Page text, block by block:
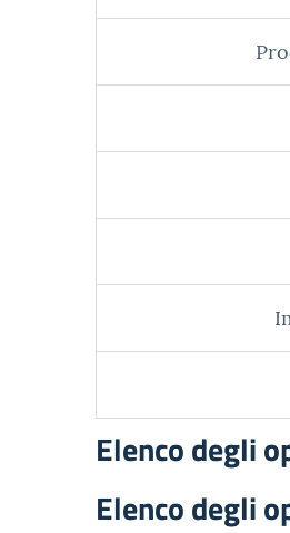
Elenco degli
Elenco degli